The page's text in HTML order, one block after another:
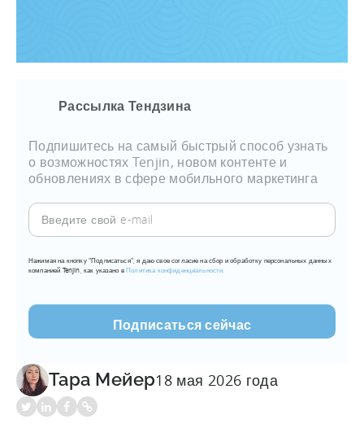
Рассылка Тендзина
Подпишитесь на самый быстрый способ узнать
о возможностях Tenjin, новом контенте и
обновлениях в сфере мобильного маркетинга
Введите
свой
mail
Нажимая на кнопку "Подписаться", я даю свое согласие на сбор и обработку персональных данных
компанией Tenjin, как указано вПолитика конфиденциальности.
Тара Мейер18 мая 2026 года